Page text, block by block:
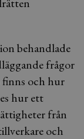
behandlade
frågor
finns och hur
hur ett
från
och